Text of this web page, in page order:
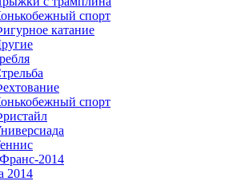
спорт
катание
спорт
2014
2014